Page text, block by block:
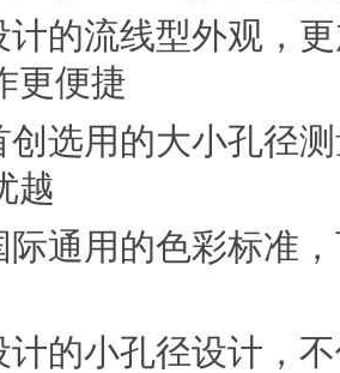
计的流线型外观，
更便捷
创选用的大小孔径
越
际通用的色彩标准
计的小孔径设计，